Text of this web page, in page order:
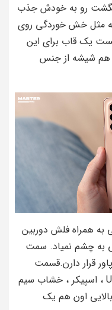
رو به خودش جذب
مثل خش خوردگی روی
یک قاب برای این
هم شیشه از جنس
به همراه فلش دوربین
به چشم نمیاد. سمت
قرار دارن.قسمت
پایینی اون درگاه ورودی USB Type C ، اسپیکر ، خشاب سیم
اون هم یک